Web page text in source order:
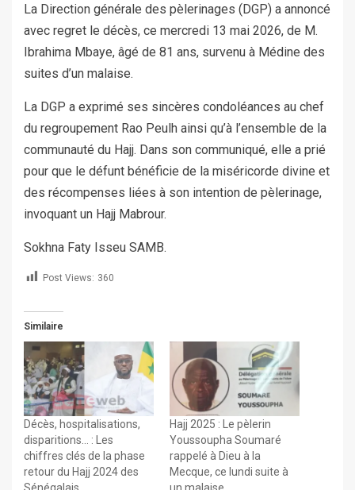
La Direction générale des pèlerinages (DGP) a annoncé
avec regret le décès, ce mercredi 13 mai 2026, de M.
Ibrahima Mbaye, âgé de 81 ans, survenu à Médine des
suites d’un malaise.
La DGP a exprimé ses sincères condoléances au chef
du regroupement Rao Peulh ainsi qu’à l’ensemble de la
communauté du Hajj. Dans son communiqué, elle a prié
pour que le défunt bénéficie de la miséricorde divine et
des récompenses liées à son intention de pèlerinage,
invoquant un Hajj Mabrour.
Sokhna Faty Isseu SAMB.
Post Views: 360
Similaire
Décès, hospitalisations,
disparitions… : Les
chiffres clés de la phase
retour du Hajj 2024 des
Sénégalais
Hajj 2025 : Le pèlerin
Youssoupha Soumaré
rappelé à Dieu à la
Mecque, ce lundi suite à
un malaise